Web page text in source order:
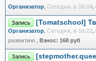
Организатор, Сегодня, в 10:24,
Запись [Tomatschool]
Организатор, Сегодня, в 10:22,
развитию , Взнос: 168 руб
Запись